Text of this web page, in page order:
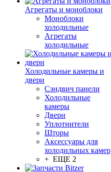
Агрегаты и моноблоки
Моноблоки
холодильные
Агрегаты
холодильные
Холодильные камеры и
двери
Сэндвич панели
Холодильные
камеры
Двери
Уплотнители
Шторы
Аксессуары для
холодильных камер
+ ЕЩЕ 2